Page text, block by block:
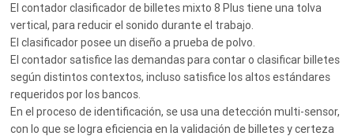
El contador clasificador de billetes mixto 8 Plus tiene una tolva
vertical, para reducir el sonido durante el trabajo.
El clasificador posee un diseño a prueba de polvo.
El contador satisfice las demandas para contar o clasificar billetes
según distintos contextos, incluso satisfice los altos estándares
requeridos por los bancos.
En el proceso de identificación, se usa una detección multi-sensor,
con lo que se logra eficiencia en la validación de billetes y certeza